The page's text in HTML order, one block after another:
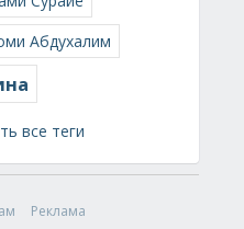
Абдухалим
все теги
Реклама